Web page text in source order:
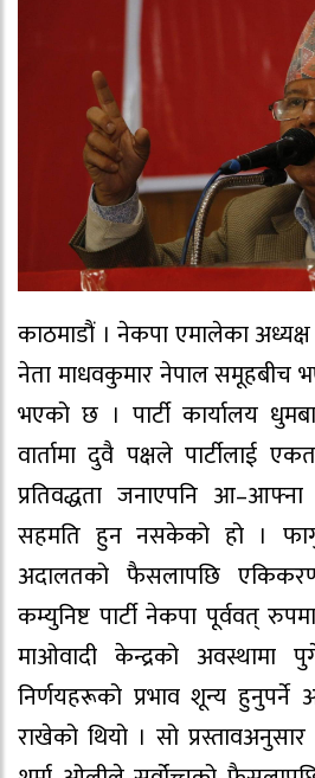
काठमाडौं । नेकपा एमालेका अध्यक्ष
नेता माधवकुमार नेपाल समूहबीच
भएको छ । पार्टी कार्यालय
वार्तामा दुवै पक्षले पार्टीलाई
प्रतिवद्धता जनाएपनि
सहमति हुन नसकेको हो ।
अदालतको फैसलापछि
कम्युनिष्ट पार्टी नेकपा पूर्ववत्
माओवादी केन्द्रको अवस्थामा
निर्णयहरूको प्रभाव शून्य
राखेको थियो । सो प्रस्तावअनुसार